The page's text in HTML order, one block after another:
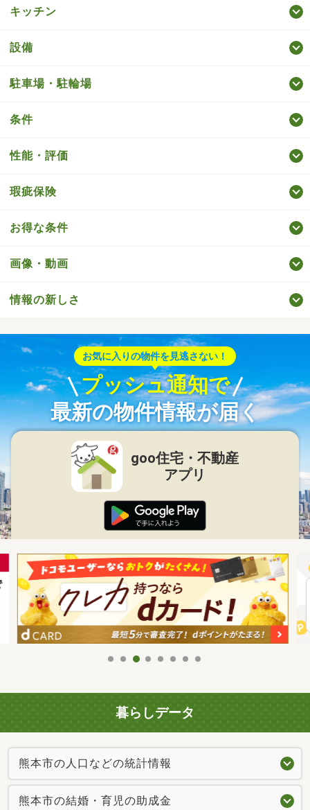
キッチン
設備
駐車場・駐輪場
条件
性能・評価
瑕疵保険
お得な条件
画像・動画
情報の新しさ
お気に入りの物件を見逃さない！
プッシュ通知で
最新の物件情報が届く
goo住宅・不動産
アプリ
暮らしデータ
熊本市の人口などの統計情報
熊本市の結婚・育児の助成金